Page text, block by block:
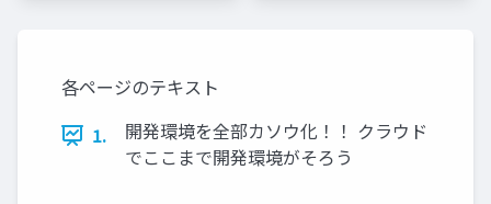
各ページのテキスト
1.
開発環境を全部カソウ化！！ クラウド
でここまで開発環境がそろう